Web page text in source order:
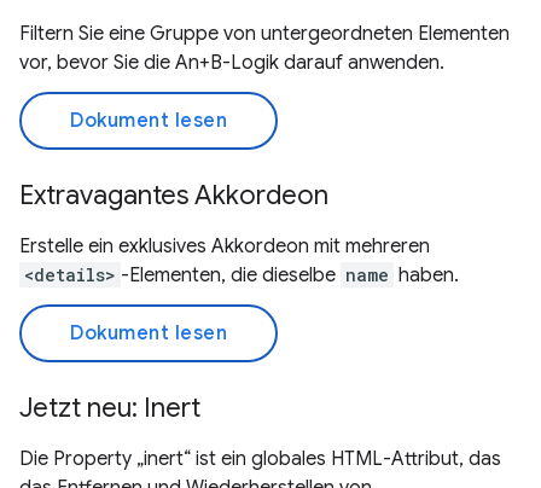
Filtern Sie eine Gruppe von untergeordneten Elementen
vor, bevor Sie die An+B-Logik darauf anwenden.
Dokument lesen
Extravagantes Akkordeon
Erstelle ein exklusives Akkordeon mit mehreren
<details> -Elementen, die dieselbe name haben.
Dokument lesen
Jetzt neu: Inert
Die Property „inert“ ist ein globales HTML-Attribut, das